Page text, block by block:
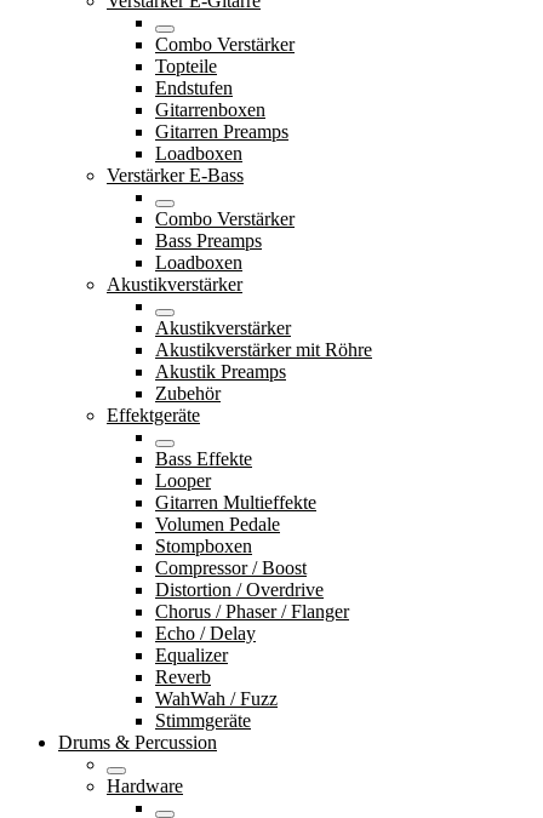
Combo Verstärker
Topteile
Endstufen
Gitarrenboxen
Gitarren Preamps
Loadboxen
Verstärker E-Bass
Combo Verstärker
Bass Preamps
Loadboxen
Akustikverstärker
Akustikverstärker
Akustikverstärker mit Röhre
Akustik Preamps
Zubehör
Effektgeräte
Bass Effekte
Looper
Gitarren Multieffekte
Volumen Pedale
Stompboxen
Compressor / Boost
Distortion / Overdrive
Chorus / Phaser / Flanger
Echo / Delay
Equalizer
Reverb
WahWah / Fuzz
Stimmgeräte
Drums & Percussion
Hardware